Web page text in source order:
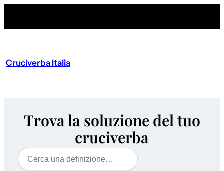
Cruciverba Italia
Trova la soluzione del tuo
cruciverba
Cerca